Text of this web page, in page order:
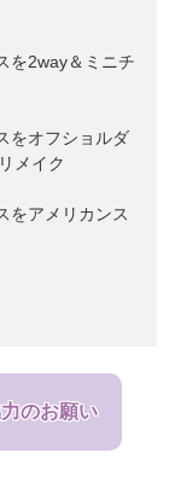
を2way＆ミニチ
をオフショルダ
メイク
をアメリカンス
のお願い